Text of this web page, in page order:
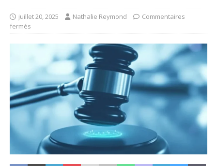
juillet 20, 2025 Nathalie Reymond
Commentaires
fermés